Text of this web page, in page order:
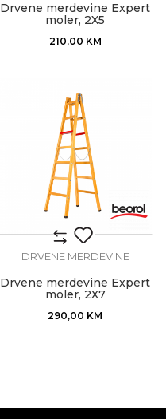
Drvene merdevine Expert
moler, 2X5
210,00 KM
DRVENE MERDEVINE
Drvene merdevine Expert
moler, 2X7
290,00 KM